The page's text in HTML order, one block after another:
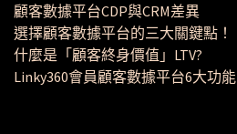
顧客數據平台CDP與CRM差異
選擇顧客數據平台的三大關鍵點！
什麼是「顧客終身價值」LTV?
Linky360會員顧客數據平台6大功能